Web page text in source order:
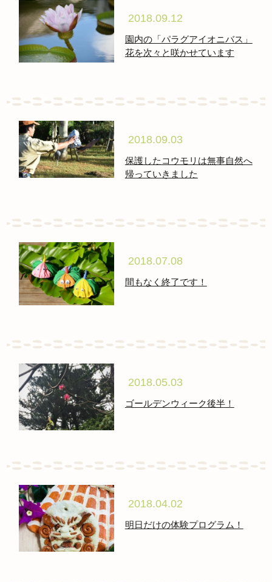
2018.09.12
園内の「パラグアイオニバス」
花を次々と咲かせています
2018.09.03
保護したコウモリは無事自然へ
帰っていきました
2018.07.08
間もなく終了です！
2018.05.03
ゴールデンウィーク後半！
2018.04.02
明日だけの体験プログラム！